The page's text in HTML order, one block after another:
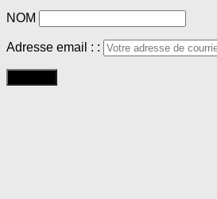
NOM
Adresse email : :